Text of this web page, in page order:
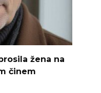
žena na
činem